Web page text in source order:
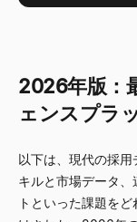
2026年版：
ェンスプラ
以下は、現代の採
キルと市場データ
トといった課題を